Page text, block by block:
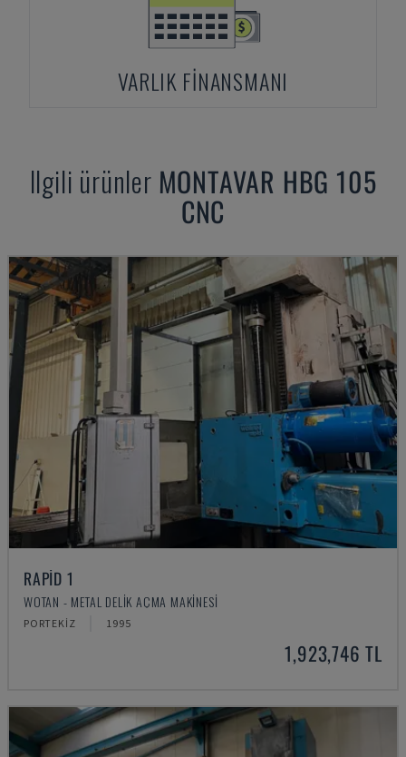
VARLIK FINANSMANI
Ilgili ürünler MONTAVAR HBG 105
CNC
RAPID 1
WOTAN - METAL DELIK AÇMA MAKINESI
PORTEKIZ 1995
1,923,746 TL